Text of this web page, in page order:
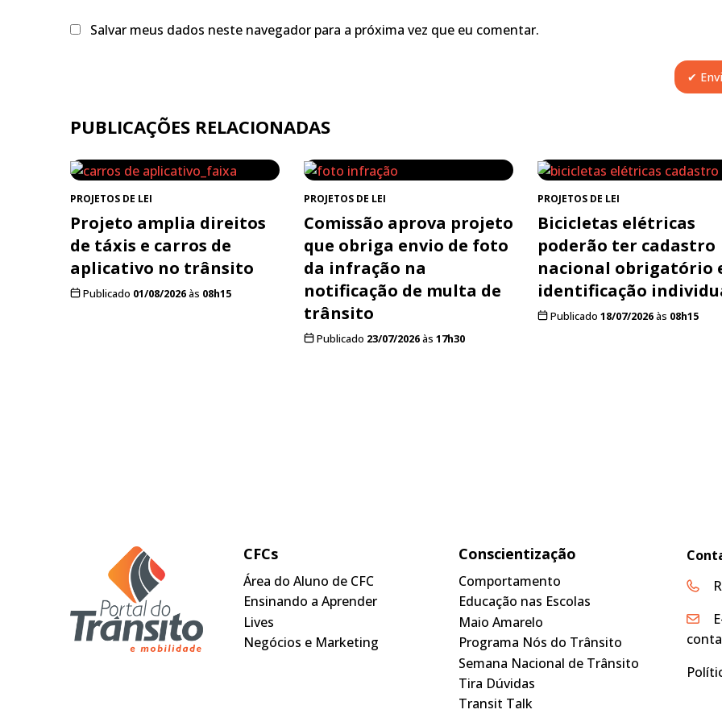
Salvar meus dados neste navegador para a próxima vez que eu comentar.
PUBLICAÇÕES RELACIONADAS
PROJETOS DE LEI
Projeto amplia direitos
de táxis e carros de
aplicativo no trânsito
Publicado 01/08/2026às 08h15
PROJETOS DE LEI
Comissão aprova projeto
que obriga envio de foto
da infração na
notificação de multa de
trânsito
Publicado 23/07/2026às 17h30
PROJETOS DE LEI
Bicicletas elétricas
poderão ter cadastro
nacional obrigatório
identificação
Publicado 18/07/2026às 08h15
CFCs
Área do Aluno de CFC
Ensinando a Aprender
Lives
Negócios e Marketing
Conscientização
Comportamento
Educação nas Escolas
Maio Amarelo
Programa Nós do Trânsito
Semana Nacional de Trânsito
Tira Dúvidas
Transit Talk